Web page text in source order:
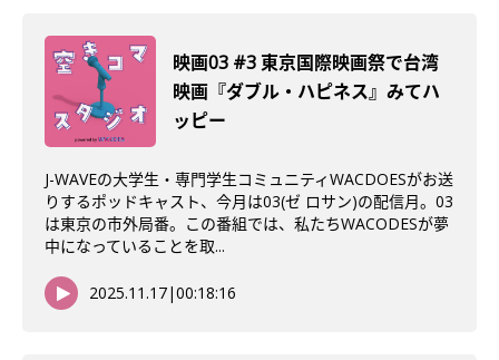
映画03 #3 東京国際映画祭で台湾
映画『ダブル・ハピネス』みてハ
ッピー
J-WAVEの大学生・専門学生コミュニティWACDOESがお送
りするポッドキャスト、今月は03(ゼ ロサン)の配信月。03
は東京の市外局番。この番組では、私たちWACODESが夢
中になっていることを取...
2025.11.17|00:18:16